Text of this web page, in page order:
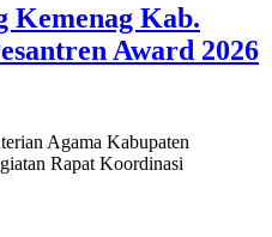
Kemenag Kab.
Award 2026
Agama Kabupaten
Rapat Koordinasi